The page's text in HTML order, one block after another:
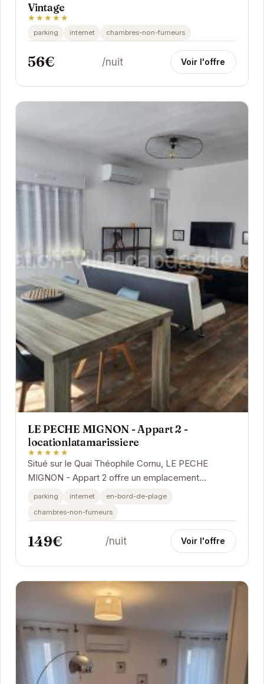
Vintage
★★★★★
parking internet chambres-non-fumeurs
56€ /nuit Voir l'offre
LE PECHE MIGNON - Appart 2 -
locationlatamarissiere
★★★★★
Situé sur le Quai Théophile Cornu, LE PECHE
MIGNON - Appart 2 offre un emplacement
privilégié pour explorer Agde. Avec ses
parking internet
en-bord-de-plage
chambres-non-fumeurs
149€ /nuit Voir l'offre